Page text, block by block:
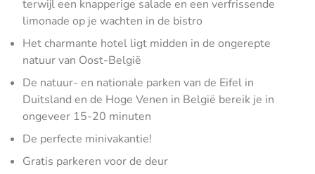
terwijl een knapperige salade en een verfrissende
limonade op je wachten in de bistro
Het charmante hotel ligt midden in de ongerepte
natuur van Oost-België
De natuur- en nationale parken van de Eifel in
Duitsland en de Hoge Venen in België bereik je in
ongeveer 15-20 minuten
De perfecte minivakantie!
Gratis parkeren voor de deur